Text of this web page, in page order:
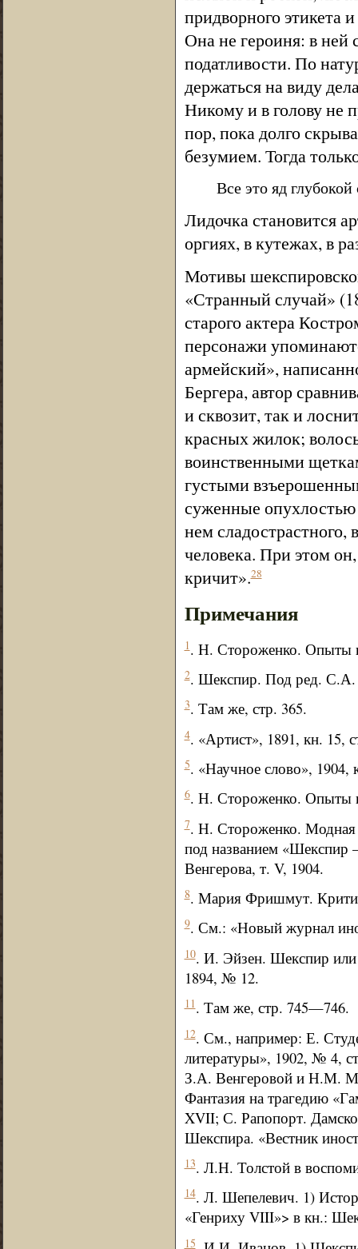
придворного этикета
Она не героиня: в ней
податливости. По
держаться на виду
Никому и в голову не
пор, пока долго
безумием. Тогда
Все это яд
Лидочка становится
оргиях, в кутежах, в
Мотивы
«Странный случай»
старого актера
персонажи
армейский»,
Бергера, автор
и сквозит, так и
красных жилок;
воинственными
густыми
суженные
нем сладострастного,
человека. При этом
кричит».28
Примечания
1. Н. Стороженко. Опыты
2. Шекспир. Под ред. С.А.
3. Там же, стр. 365.
4. «Артист», 1891, кн. 15,
5. «Научное слово»,
6. Н. Стороженко. Опыты
7. Н. Стороженко. Модная
под названием
Венгерова, т. V, 1904.
8. Мария Фришмут.
9. См.: «Новый журнал
10. И. Эйзен. Шекспир или
1894, № 12.
11. Там же, стр. 745—746.
12. См., например: Е.
литературы», 1902, № 4,
З.А. Венгеровой и Н.М.
Фантазия на трагедию
XVII; С. Рапопорт.
Шекспира. «Вестник
13. Л.Н. Толстой в
14. Л. Шепелевич. 1)
«Генриху VIII»> в кн.:
15